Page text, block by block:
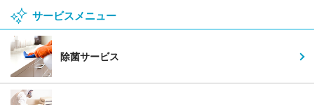
サービスメニュー
除菌サービス